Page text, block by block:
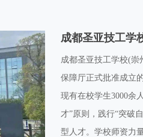
成都圣亚技工学
成都圣亚技工学校(崇
保障厅正式批准成立
现有在校学生3000余
才”原则，践行“突破
型人才。学校师资力